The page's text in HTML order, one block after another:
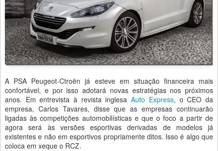
A PSA Peugeot-Ctroën já esteve em situação financeira mais
confortável, e por isso adotará novas estratégias nos próximos
anos. Em entrevista à revista inglesaAuto Express, o CEO da
empresa, Carlos Tavares, disse que as empresas continuarão
ligadas às competições automobilísticas e que o foco a partir de
agora será às versões esportivas derivadas de modelos já
existentes e não em esportivos propriamente ditos. Isso é algo que
coloca em xeque o RCZ.